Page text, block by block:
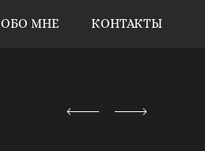
ОБО МНЕ КОНТАКТЫ